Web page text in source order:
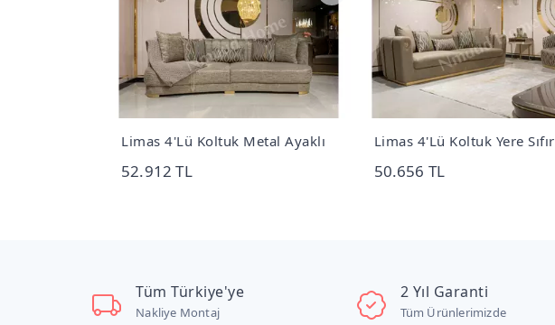
Limas 4'Lü Koltuk Metal Ayaklı
52.912 TL
Limas 4'Lü Koltuk Yere Sıfır
50.656 TL
Tüm Türkiye'ye
Nakliye Montaj
2 Yıl Garanti
Tüm Ürünlerimizde